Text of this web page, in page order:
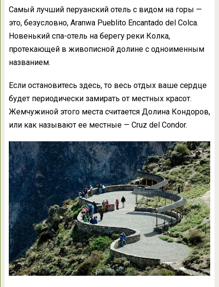
Самый лучший перуанский отель с видом на горы —
это, безусловно, Aranwa Pueblito Encantado del Colca.
Новенький спа-отель на берегу реки Колка,
протекающей в живописной долине с одноименным
названием.
Если остановитесь здесь, то весь отдых ваше сердце
будет периодически замирать от местных красот.
Жемчужиной этого места считается Долина Кондоров,
или как называют ее местные — Cruz del Condor.